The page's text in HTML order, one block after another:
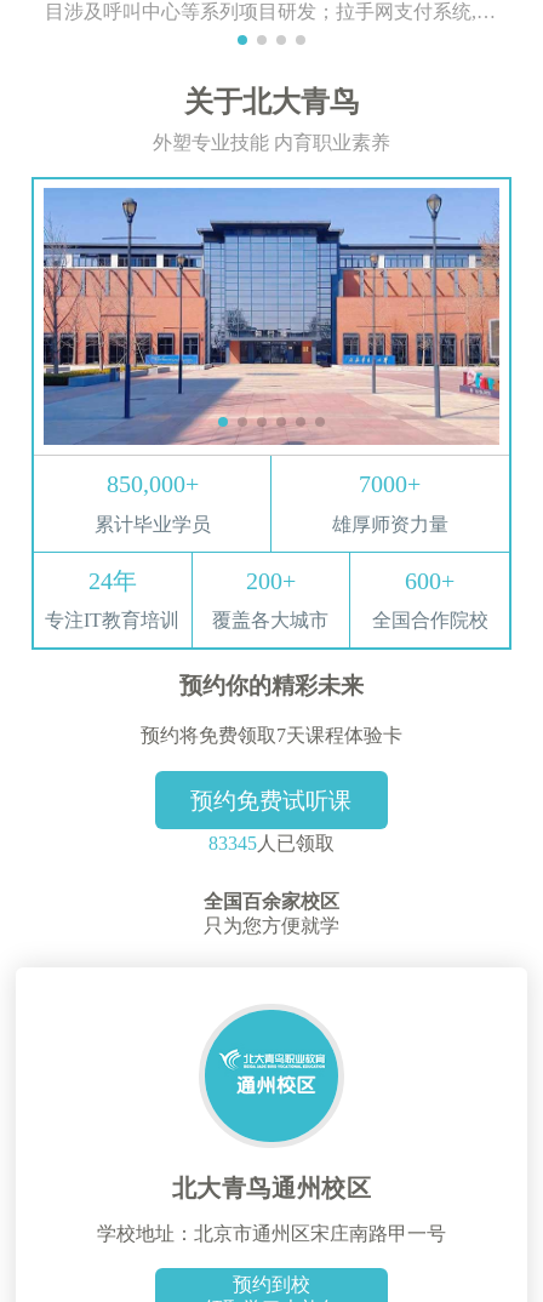
目涉及呼叫中心等系列项目研发；拉手网支付系统,商
业进销存管理系统等多年项目开发工作经验。
关于北大青鸟
外塑专业技能 内育职业素养
850,000+
累计毕业学员
7000+
雄厚师资力量
24年
专注IT教育培训
200+
覆盖各大城市
600+
全国合作院校
预约你的精彩未来
预约将免费领取7天课程体验卡
预约免费试听课
83345 人已领取
全国百余家校区
只为您方便就学
北大青鸟通州校区
学校地址：北京市通州区宋庄南路甲一号
预约到校